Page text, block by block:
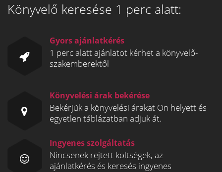
Könyvelő keresése 1 perc alatt:
Gyors ajánlatkérés
1 perc alatt ajánlatot kérhet a könyvelő-
szakemberektől
Könyvelési árak bekérése
Bekérjük a könyvelési árakat Ön helyett és
egyetlen táblázatban adjuk át.
Ingyenes szolgáltatás
Nincsenek rejtett költségek, az
ajánlatkérés és keresés ingyenes